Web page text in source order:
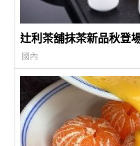
辻利茶舖抹茶新品秋登
國內